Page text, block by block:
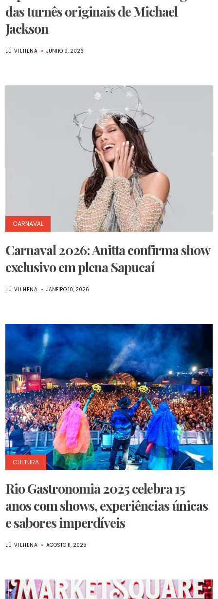
das turnês originais de Michael
Jackson
LÚ VILHENA JUNHO 9, 2026
CARNAVAL
Carnaval 2026: Anitta confirma show
exclusivo em plena Sapucaí
LÚ VILHENA JANEIRO 10, 2026
CULTURA
Rio Gastronomia 2025 celebra 15
anos com shows, experiências únicas
e sabores imperdíveis
LÚ VILHENA AGOSTO 11, 2025